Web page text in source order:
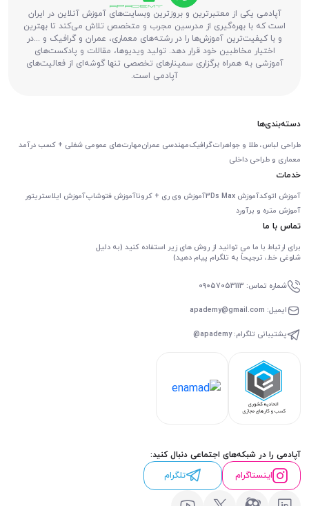
آپادمی یکی از معتبرترین و بروزترین وبسایت‌های آموزش آنلاین در ایران
است که با بهره‌گیری از مدرسین مجرب و متخصص تلاش می‌کند تا بهترین
و با کیفیت‌ترین آموزش‌ها را در رشته‌های معماری، عمران و گرافیک و ...در
اختیار مخاطبین خود قرار دهد. تولید ویدیوها، مقالات و پادکست‌های
آموزشی به همراه برگزاری سمینارهای تخصصی تنها گوشه‌ای از فعالیت‌های
آپادمی است.
دسته‌بندی‌ها
طراحی لباس، طلا و جواهراتگرافیکمهندسی عمرانمهارت‌های عمومی شغلی + کسب درآمد
معماری و طراحی داخلی
خدمات
آموزش اتوکدآموزش 3Ds Max آموزش وی ری + کروناآموزش فتوشاپآموزش ایلاستریتور
آموزش متره و برآورد
تماس با ما
برای ارتباط با ما می توانید از روش های زیر استفاده کنید (به دلیل
شلوغی خط، ترجیحاً به تلگرام پیام دهید)
شماره تماس: 09057053113
ایمیل: apademy@gmail.com
پشتیبانی تلگرام: apademy@
آپادمی را در شبکه‌های اجتماعی دنبال کنید:
اینستاگرام
تلگرام